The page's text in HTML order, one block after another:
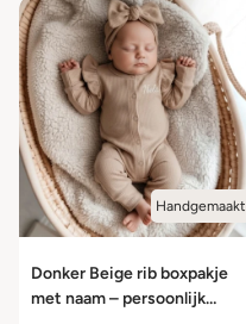
Handgemaakt
Donker Beige rib boxpakje
met naam – persoonlijk